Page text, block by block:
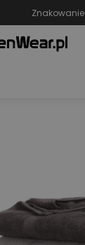
Znakowanie